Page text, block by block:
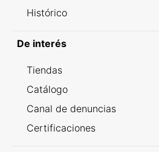
Histórico
De interés
Tiendas
Catálogo
Canal de denuncias
Certificaciones